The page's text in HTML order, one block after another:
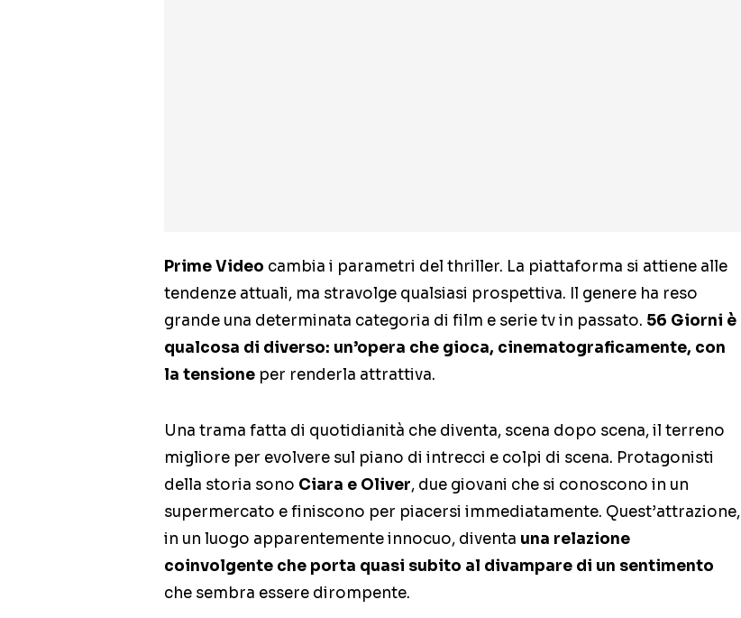
Prime Video cambia i parametri del thriller. La piattaforma si attiene alle
tendenze attuali, ma stravolge qualsiasi prospettiva. Il genere ha reso
grande una determinata categoria di film e serie tv in passato. 56 Giorni è
qualcosa di diverso: un’opera che gioca, cinematograficamente, con
la tensione per renderla attrattiva.
Una trama fatta di quotidianità che diventa, scena dopo scena, il terreno
migliore per evolvere sul piano di intrecci e colpi di scena. Protagonisti
della storia sono Ciara e Oliver, due giovani che si conoscono in un
supermercato e finiscono per piacersi immediatamente. Quest’attrazione,
in un luogo apparentemente innocuo, diventa una relazione
coinvolgente che porta quasi subito al divampare di un sentimento
che sembra essere dirompente.